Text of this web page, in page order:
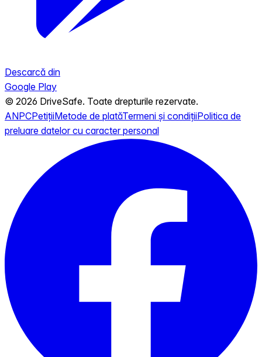
Descarcă din
Google Play
© 2026 DriveSafe. Toate drepturile rezervate.
ANPCPetițiiMetode de platăTermeni și condițiiPolitica de
preluare datelor cu caracter personal